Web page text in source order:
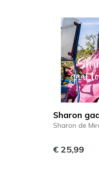
Sharon
Sharon de
€ 25,99